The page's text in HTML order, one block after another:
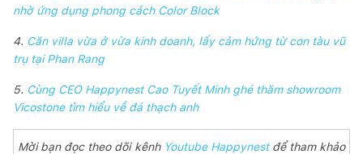
nhờ ứng dụng phong cách Color Block
4. Căn villa vừa ở vừa kinh doanh, lấy cảm hứng từ con tàu vũ
trụ tại Phan Rang
5. Cùng CEO Happynest Cao Tuyết Minh ghé thăm showroom
Vicostone tìm hiểu về đá thạch anh
Mời bạn đọc theo dõi kênhYoutube Happynestđể tham khảo